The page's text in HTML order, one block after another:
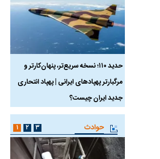
حدید ۱۱۰؛ نسخه سریع‌تر، پنهان‌کارتر و
مرگبارتر پهپادهای ایرانی | پهپاد انتحاری
جدید ایران چیست؟
حوادث ۱ ۲ ۳